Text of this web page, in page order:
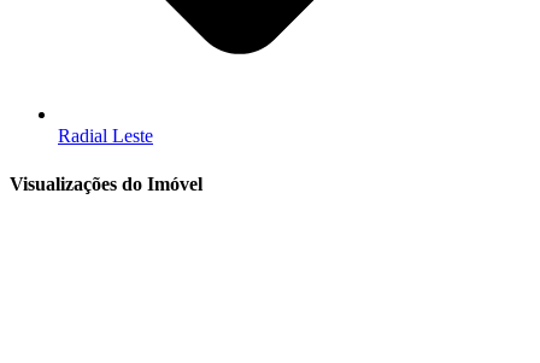
Radial Leste
Visualizações do Imóvel